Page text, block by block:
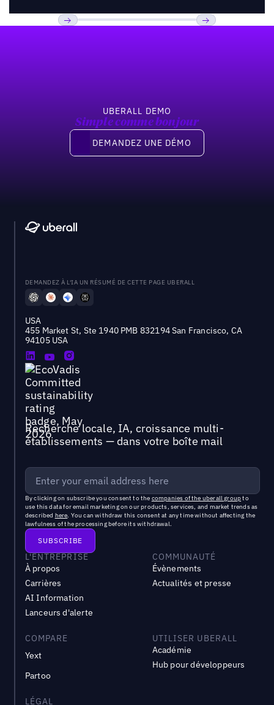
UBERALL DEMO
Simple comme bonjour
Demandez une démo
DEMANDEZ UNE DÉMO
DEMANDEZ À L'IA UN RÉSUMÉ DE CETTE PAGE UBERALL
USA
455 Market St, Ste 1940 PMB 832194 San Francisco, CA
94105 USA
Recherche locale, IA, croissance multi-
établissements — dans votre boîte mail
By clicking on subscribe you consent to the companies of the uberall groupto
use this data for email marketing on our products, services, and market trends as
described here. You can withdraw this consent at any time without affecting the
lawfulness of the processing before its withdrawal.
L'ENTREPRISE
À propos
Carrières
AI Information
Lanceurs d'alerte
COMMUNAUTÉ
Évènements
Actualités et presse
COMPARE
Yext
Partoo
UTILISER UBERALL
Académie
Hub pour développeurs
LÉGAL